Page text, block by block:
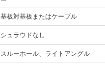
基板対基板またはケーブル
シュラウドなし
スルーホール、ライトアングル